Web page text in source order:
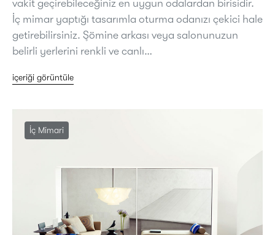
vakit geçirebileceğiniz en uygun odalardan birisidir.
İç mimar yaptığı tasarımla oturma odanızı çekici hale
getirebilirsiniz. Şömine arkası veya salonunuzun
belirli yerlerini renkli ve canlı…
içeriği görüntüle
İç Mimari